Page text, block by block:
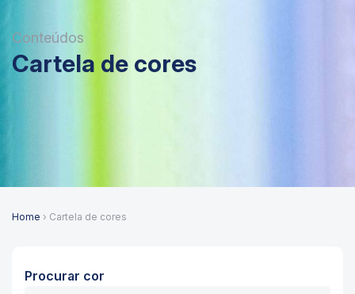
Conteúdos
Cartela de cores
Home › Cartela de cores
Procurar cor